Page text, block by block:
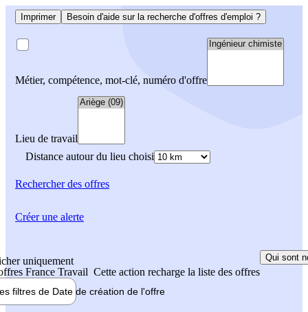
Imprimer Besoin d'aide sur la recherche d'offres d'emploi ?
Métier, compétence, mot-clé, numéro d'offre
Lieu de travail
Distance autour du lieu choisi
Rechercherdes offres
uniquement
France Travail Cette action recharge la liste des offres
Qui sont
filtres de Date de création de l'offre
Créer une alerte